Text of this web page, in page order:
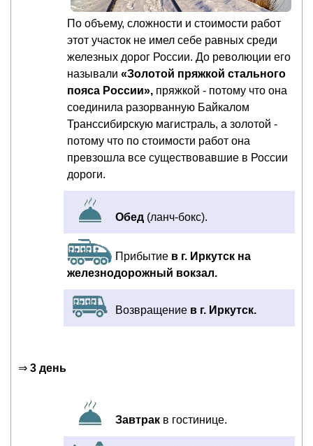
По объему, сложности и стоимости работ
этот участок не имел себе равных среди
железных дорог России. До революции его
называли «Золотой пряжкой стального
пояса России», пряжкой - потому что она
соединила разорванную Байкалом
Транссибирскую магистраль, а золотой -
потому что по стоимости работ она
превзошла все существовавшие в России
дороги.
Обед (ланч-бокс).
Прибытие в г. Иркутск на
железнодорожный вокзал.
Возвращение в г. Иркутск.
⇒ 3 день
Завтрак в гостинице.